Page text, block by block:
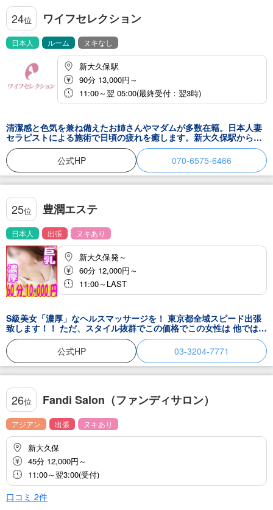
24位 ワイフセレクション
日本人 ルーム ヌキなし
新大久保駅
90分 13,000円～
11:00～翌 05:00(最終受付：翌3時)
清潔感と色気を兼ね備えたお姉さんやマダムが多数在籍。日本人妻
セラピストによる施術で日頃の疲れを癒します。新大久保駅から徒
歩圏内の好立地です。
公式HP
070-6575-6466
25位 豊潤エステ
日本人 出張 ヌキあり
新大久保発～
60分 12,000円～
11:00～LAST
S級美女「濃厚」なヘルスマッサージを！ 東京都全域スピード出張
致します！！ ただ、スタイル抜群でこの価格でこの女性は 他ではあ
りえないくらいです！！ 是非、あなたのお好みの女性を派遣致しま
すので タイプの希望などがあれば電話をいただく際にお伝えくださ
い！ 自信を持ってご紹介・ご案内をさせていただきます<(_ _)>
公式HP 03-3204-7771
26位 Fandi Salon（ファンディサロン）
アジアン 出張 ヌキあり
新大久保
45分 12,000円～
11:00～翌3:00(受付)
口コミ 2件